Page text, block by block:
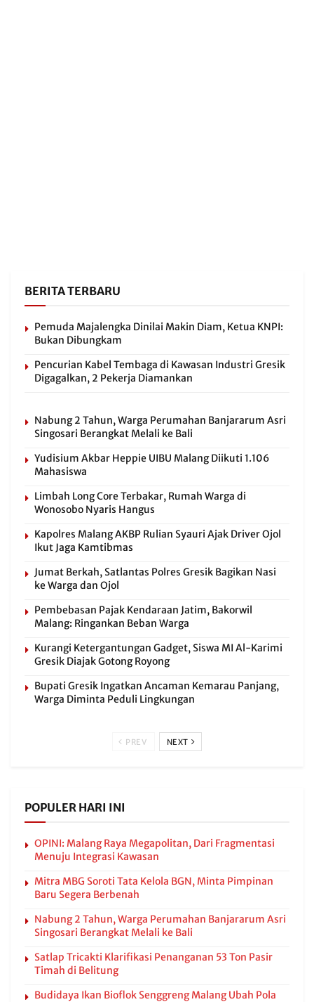
BERITA TERBARU
Pemuda Majalengka Dinilai Makin Diam, Ketua KNPI:
Bukan Dibungkam
Pencurian Kabel Tembaga di Kawasan Industri Gresik
Digagalkan, 2 Pekerja Diamankan
Nabung 2 Tahun, Warga Perumahan Banjararum Asri
Singosari Berangkat Melali ke Bali
Yudisium Akbar Heppie UIBU Malang Diikuti 1.106
Mahasiswa
Limbah Long Core Terbakar, Rumah Warga di
Wonosobo Nyaris Hangus
Kapolres Malang AKBP Rulian Syauri Ajak Driver Ojol
Ikut Jaga Kamtibmas
Jumat Berkah, Satlantas Polres Gresik Bagikan Nasi
ke Warga dan Ojol
Pembebasan Pajak Kendaraan Jatim, Bakorwil
Malang: Ringankan Beban Warga
Kurangi Ketergantungan Gadget, Siswa MI Al-Karimi
Gresik Diajak Gotong Royong
Bupati Gresik Ingatkan Ancaman Kemarau Panjang,
Warga Diminta Peduli Lingkungan
PREV NEXT
POPULER HARI INI
OPINI: Malang Raya Megapolitan, Dari Fragmentasi
Menuju Integrasi Kawasan
Mitra MBG Soroti Tata Kelola BGN, Minta Pimpinan
Baru Segera Berbenah
Nabung 2 Tahun, Warga Perumahan Banjararum Asri
Singosari Berangkat Melali ke Bali
Satlap Tricakti Klarifikasi Penanganan 53 Ton Pasir
Timah di Belitung
Budidaya Ikan Bioflok Senggreng Malang Ubah Pola